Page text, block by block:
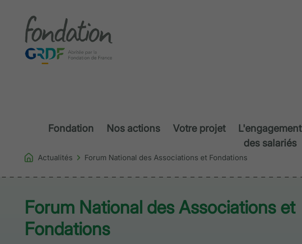
Fondation Nos actions Votre projet
L'engagement
des salariés
Actualités Forum National des Associations et Fondations
Forum National des Associations et
Fondations